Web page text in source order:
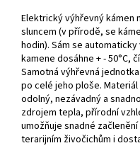
Elektrický výhřevný kámen
sluncem (v přírodě, se
hodin). Sám se
kamene dosáhne + - 50°C,
Samotná výhřevná
po celé jeho ploše.
odolný, nezávadný a
zdrojem tepla, přírodní
umožňuje snadné
terarijním živočichům i